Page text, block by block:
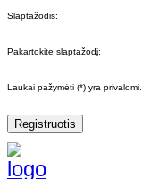
Slaptažodis:
Pakartokite slaptažodį:
Laukai pažymėti (*) yra privalomi.
Registruotis